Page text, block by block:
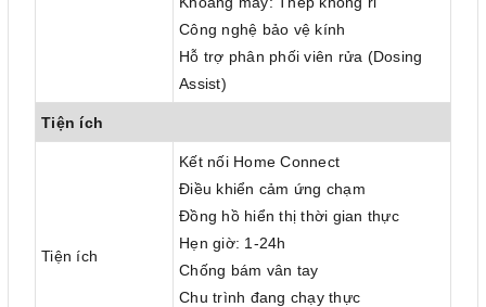
Công nghệ bảo vệ kính
Hỗ trợ phân phối viên rửa (Dosing
Assist)
Tiện ích
Tiện ích
Kết nối Home Connect
Điều khiển cảm ứng chạm
Đồng hồ hiển thị thời gian thực
Hẹn giờ: 1-24h
Chống bám vân tay
Chu trình đang chạy thực